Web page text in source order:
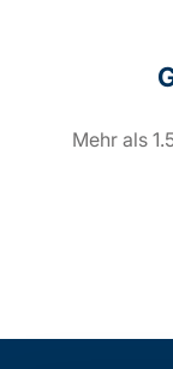
Mehr als